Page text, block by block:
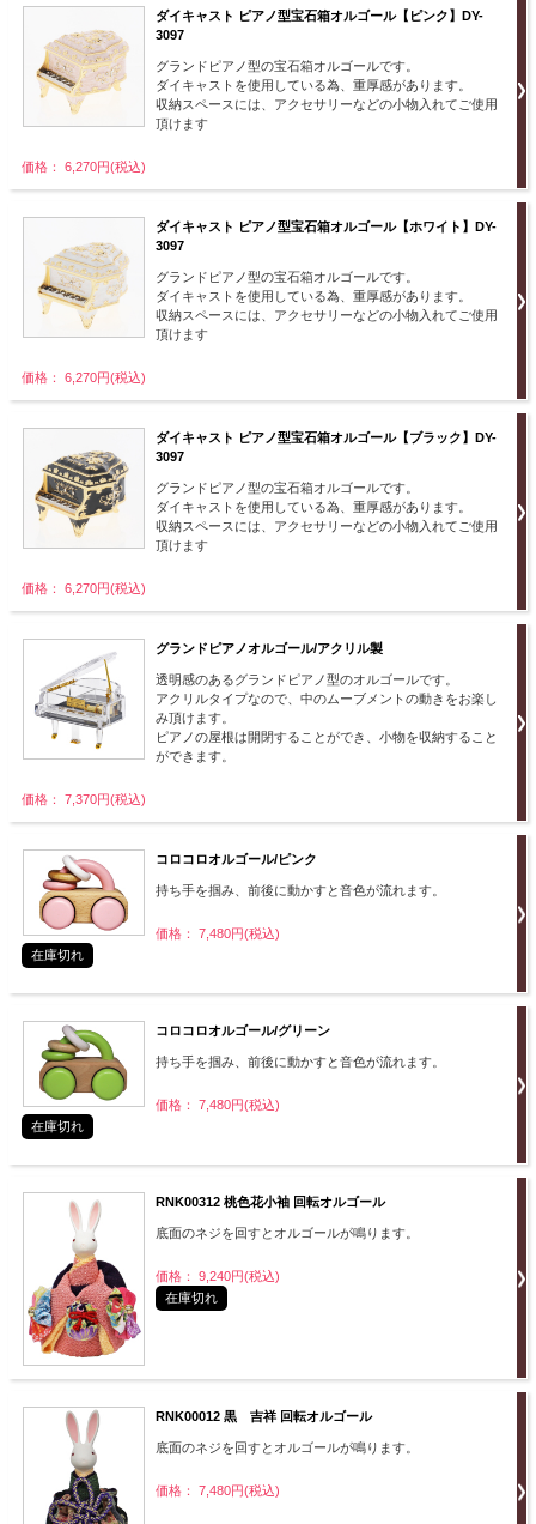
ダイキャスト ピアノ型宝石箱オルゴール【ピンク】DY-
3097
グランドピアノ型の宝石箱オルゴールです。
ダイキャストを使用している為、重厚感があります。
収納スペースには、アクセサリーなどの小物入れてご使用
頂けます
価格： 6,270円(税込)
ダイキャスト ピアノ型宝石箱オルゴール【ホワイト】DY-
3097
グランドピアノ型の宝石箱オルゴールです。
ダイキャストを使用している為、重厚感があります。
収納スペースには、アクセサリーなどの小物入れてご使用
頂けます
価格： 6,270円(税込)
ダイキャスト ピアノ型宝石箱オルゴール【ブラック】DY-
3097
グランドピアノ型の宝石箱オルゴールです。
ダイキャストを使用している為、重厚感があります。
収納スペースには、アクセサリーなどの小物入れてご使用
頂けます
価格： 6,270円(税込)
グランドピアノオルゴール/アクリル製
透明感のあるグランドピアノ型のオルゴールです。
アクリルタイプなので、中のムーブメントの動きをお楽し
み頂けます。
ピアノの屋根は開閉することができ、小物を収納すること
ができます。
価格： 7,370円(税込)
コロコロオルゴール/ピンク
持ち手を掴み、前後に動かすと音色が流れます。
価格： 7,480円(税込)
在庫切れ
コロコロオルゴール/グリーン
持ち手を掴み、前後に動かすと音色が流れます。
価格： 7,480円(税込)
在庫切れ
RNK00312 桃色花小袖 回転オルゴール
底面のネジを回すとオルゴールが鳴ります。
価格： 9,240円(税込)
在庫切れ
RNK00012 黒 吉祥 回転オルゴール
底面のネジを回すとオルゴールが鳴ります。
価格： 7,480円(税込)